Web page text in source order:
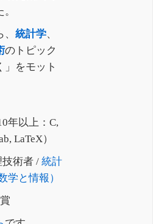
統計学、
のトピック
」をモット
年以上：C,
LaTeX）
術者 / 統計
学と情報）